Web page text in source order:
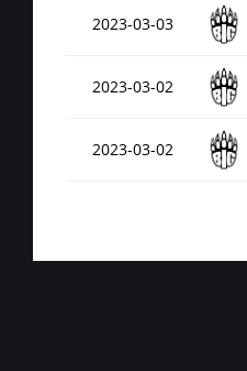
2023-03-03
2023-03-02
2023-03-02